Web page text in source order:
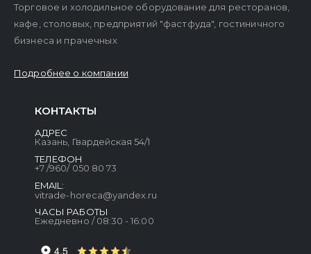
Торговое и холодильное оборудование для ресторанов,
кафе, столовых, предприятий "фастфуда", гостиничного
бизнеса и прачечных
Подробнее о компании
КОНТАКТЫ
АДРЕС
Казань, Гвардейская 54/1
ТЕЛЕФОН
+7 /960/ 050 80 73
EMAIL:
vitrade-horeca@yandex.ru
ЧАСЫ РАБОТЫ
Ежедневно / 08:30 - 16:00